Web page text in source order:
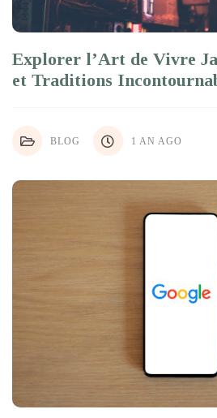
Explorer l’Art de Vivre
et Traditions
BLOG 1 AN AGO